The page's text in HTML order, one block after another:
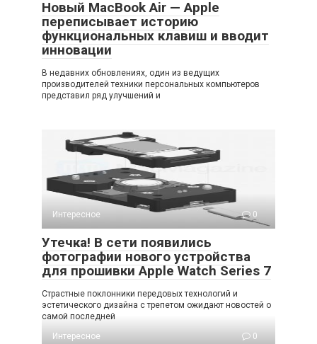
Новый MacBook Air — Apple
переписывает историю
функциональных клавиш и вводит
инновации
В недавних обновлениях, один из ведущих
производителей техники персональных компьютеров
представил ряд улучшений и
Интересное 0
Утечка! В сети появились
фотографии нового устройства
для прошивки Apple Watch Series 7
Страстные поклонники передовых технологий и
эстетического дизайна с трепетом ожидают новостей о
самой последней
Интересное
0